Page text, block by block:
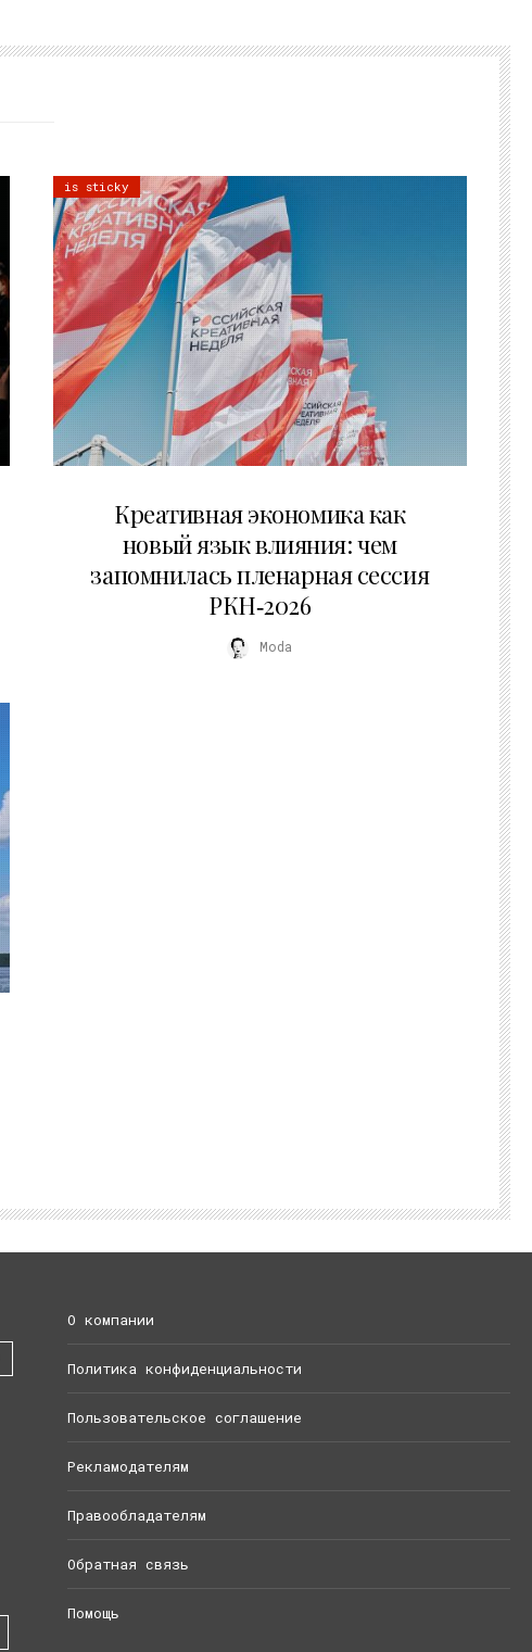
is sticky
Креативная экономика как
новый язык влияния: чем
запомнилась пленарная сессия
РКН‑2026
Moda
О компании
Политика конфиденциальности
Пользовательское соглашение
Рекламодателям
Правообладателям
Обратная связь
Помощь